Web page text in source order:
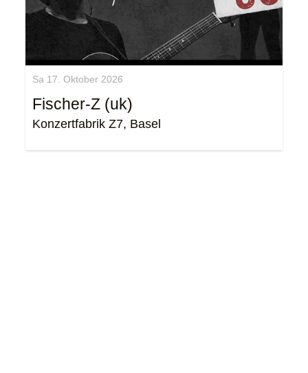
Sa 17. Oktober 2026
Fischer-Z (uk)
Konzertfabrik Z7, Basel